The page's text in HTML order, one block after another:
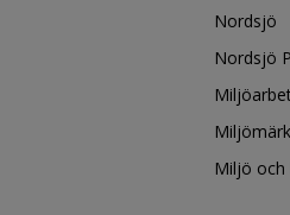
Nordsjö
Nordsjö
Miljö och